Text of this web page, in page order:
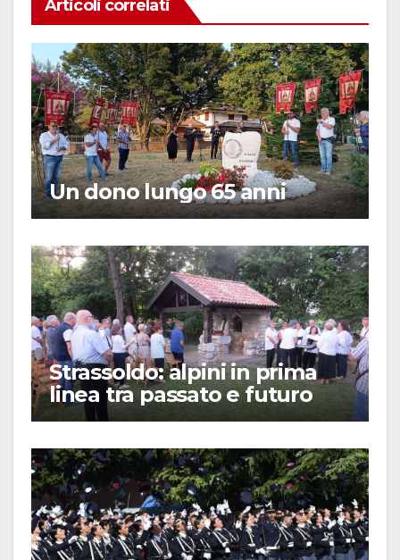
Articoli correlati
Un dono lungo 65 anni
Strassoldo: alpini in prima
linea tra passato e futuro